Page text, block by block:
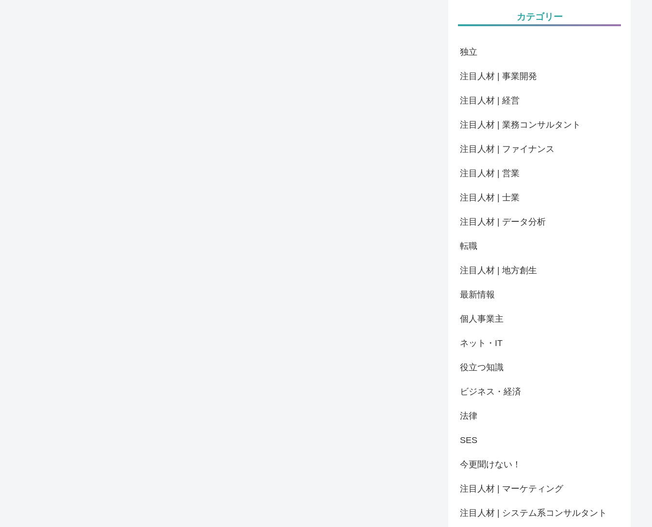
カテゴリー
独立
注目人材 | 事業開発
注目人材 | 経営
注目人材 | 業務コンサルタント
注目人材 | ファイナンス
注目人材 | 営業
注目人材 | 士業
注目人材 | データ分析
転職
注目人材 | 地方創生
最新情報
個人事業主
ネット・IT
役立つ知識
ビジネス・経済
法律
SES
今更聞けない！
注目人材 | マーケティング
注目人材 | システム系コンサルタント